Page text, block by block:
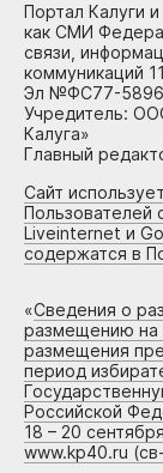
Портал Калуги
как СМИ
связи,
коммуникаций
Эл №ФС77-
Учредитель:
Калуга»
Главный
Сайт
Пользователей
Liveinternet и
содержатся в
«Сведения о
размещению на
размещения
период
Российской
18 – 20
www.kp40.ru